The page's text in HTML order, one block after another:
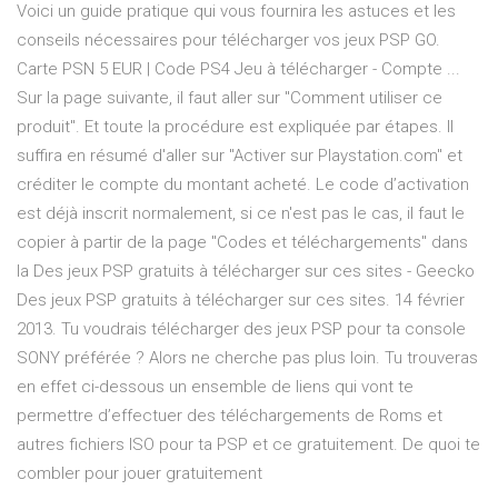
Voici un guide pratique qui vous fournira les astuces et les
conseils nécessaires pour télécharger vos jeux PSP GO.
Carte PSN 5 EUR | Code PS4 Jeu à télécharger - Compte ...
Sur la page suivante, il faut aller sur "Comment utiliser ce
produit". Et toute la procédure est expliquée par étapes. Il
suffira en résumé d'aller sur "Activer sur Playstation.com" et
créditer le compte du montant acheté. Le code d’activation
est déjà inscrit normalement, si ce n'est pas le cas, il faut le
copier à partir de la page "Codes et téléchargements" dans
la Des jeux PSP gratuits à télécharger sur ces sites - Geecko
Des jeux PSP gratuits à télécharger sur ces sites. 14 février
2013. Tu voudrais télécharger des jeux PSP pour ta console
SONY préférée ? Alors ne cherche pas plus loin. Tu trouveras
en effet ci-dessous un ensemble de liens qui vont te
permettre d’effectuer des téléchargements de Roms et
autres fichiers ISO pour ta PSP et ce gratuitement. De quoi te
combler pour jouer gratuitement